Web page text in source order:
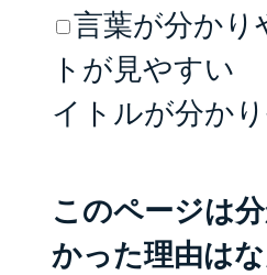
言葉が分かり
トが見やすい
イトルが分か
このページは
かった理由は